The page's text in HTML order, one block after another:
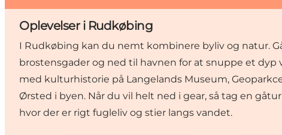
Oplevelser i Rudkøbing
I Rudkøbing kan du nemt kombinere byliv og natur.
brostensgader og ned til havnen for at snuppe et dyp
med kulturhistorie på Langelands Museum,
Ørsted i byen. Når du vil helt ned i gear, så tag en
hvor der er rigt fugleliv og stier langs vandet.